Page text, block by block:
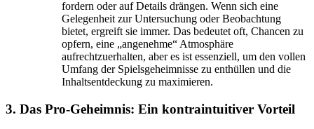
fordern oder auf Details drängen. Wenn sich eine
Gelegenheit zur Untersuchung oder Beobachtung
bietet, ergreift sie immer. Das bedeutet oft, Chancen zu
opfern, eine „angenehme“ Atmosphäre
aufrechtzuerhalten, aber es ist essenziell, um den vollen
Umfang der Spielsgeheimnisse zu enthüllen und die
Inhaltsentdeckung zu maximieren.
3. Das Pro-Geheimnis: Ein kontraintuitiver Vorteil